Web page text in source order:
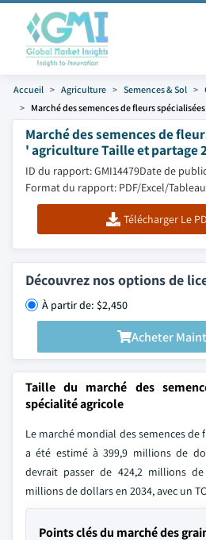
Accueil Agriculture Semences & Sol
Marché des semences de fleurs
Marché des semences de
' agriculture Taille et partage
ID du rapport: GMI14479Date de
Format du rapport: PDF/Excel/
Télécharger Le
Découvrez nos options de
À partir de: $2,450
Acheter
Taille du marché des
spécialité agricole
Le marché mondial des semences de
a été estimé à 399,9 millions de
devrait passer de 424,2 millions
millions de dollars en 2034, avec un
Points clés du marché des